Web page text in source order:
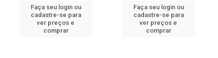
Faça seu login ou
cadastre-se para
ver preços e
comprar
Faça seu login ou
cadastre-se para
ver preços e
comprar